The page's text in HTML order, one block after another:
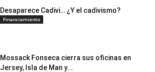
Desaparece Cadivi… ¿Y el cadivismo?
Financiamiento
Mossack Fonseca cierra sus oficinas en
Jersey, Isla de Man y...